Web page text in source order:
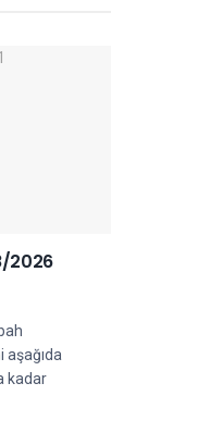
2026
aşağıda
kadar